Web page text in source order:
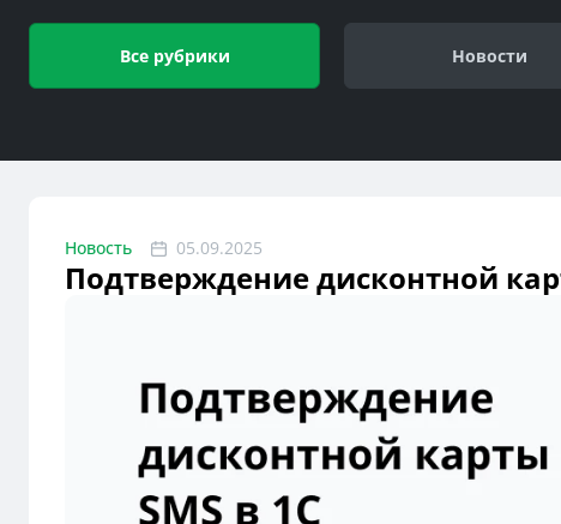
Все рубрики Новости
Новость 05.09.2025
Подтверждение дисконтной